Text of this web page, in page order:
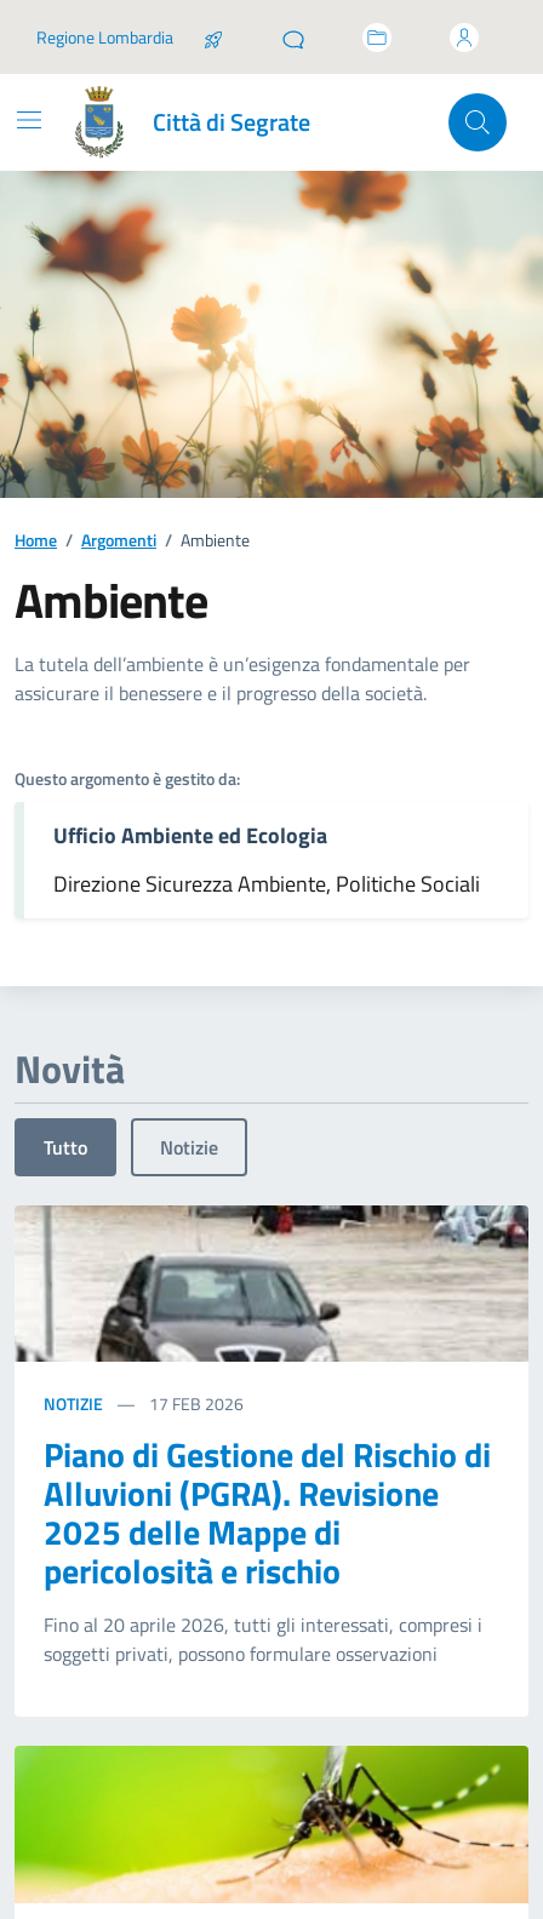
Regione Lombardia
Città di Segrate
Home / Argomenti / Ambiente
Ambiente
Dettagli dell'argomento
La tutela dell’ambiente è un’esigenza fondamentale per
assicurare il benessere e il progresso della società.
Questo argomento è gestito da:
Ufficio Ambiente ed Ecologia
Direzione Sicurezza Ambiente, Politiche Sociali
Novità
Tutto Notizie
NOTIZIE 17 FEB 2026
Piano di Gestione del Rischio di
Alluvioni (PGRA). Revisione
2025 delle Mappe di
pericolosità e rischio
Fino al 20 aprile 2026, tutti gli interessati, compresi i
soggetti privati, possono formulare osservazioni